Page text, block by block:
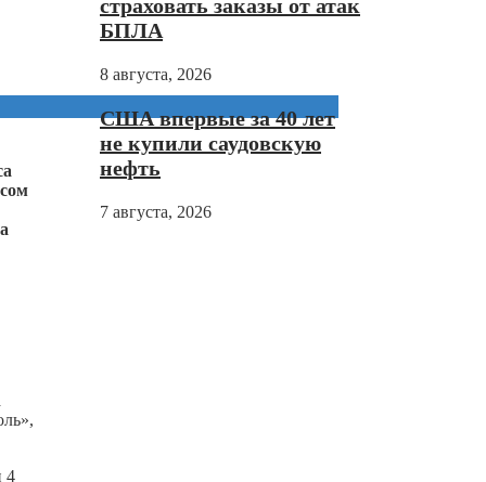
4
страховать заказы от атак
БПЛА
8 августа, 2026
США впервые за 40 лет
не купили саудовскую
нефть
7 августа, 2026